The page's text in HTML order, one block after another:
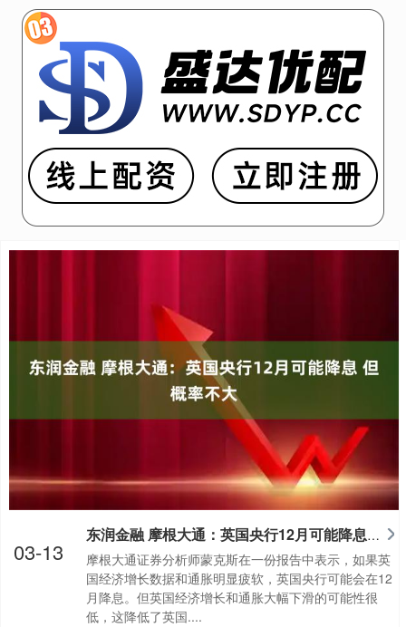
东润金融 摩根大通：英国央行12月可能降息 但概率不大
摩根大通证券分析师蒙克斯在一份报告中表示，如果英
国经济增长数据和通胀明显疲软，英国央行可能会在12
月降息。但英国经济增长和通胀大幅下滑的可能性很
低，这降低了英国....
03-13